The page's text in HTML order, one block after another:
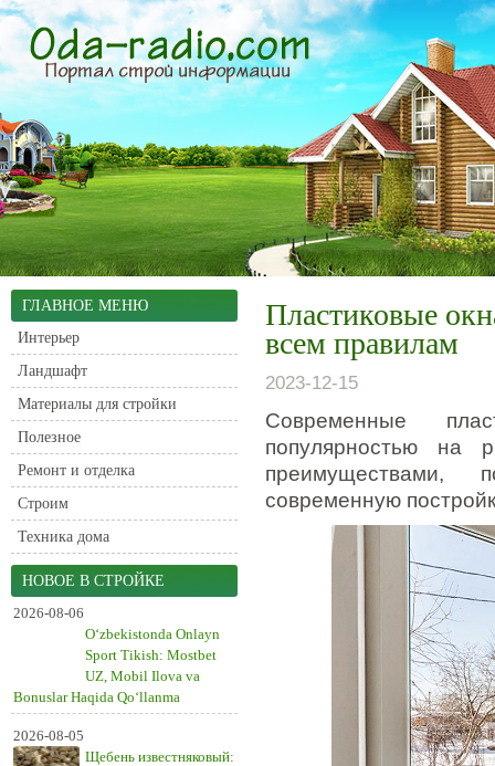
ГЛАВНОЕ МЕНЮ
Интерьер
Ландшафт
Материалы для стройки
Полезное
Ремонт и отделка
Строим
Техника дома
НОВОЕ В СТРОЙКЕ
2026-08-06
O‘zbekistonda Onlayn
Sport Tikish: Mostbet
UZ, Mobil Ilova va
Bonuslar Haqida Qo‘llanma
2026-08-05
Щебень известняковый:
Пластиковые
всем правилам
2023-12-15
Современные
популярностью на
преимуществами,
современную